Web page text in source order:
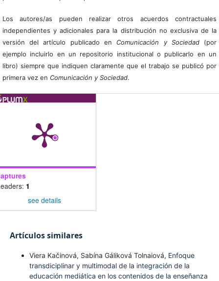
Los autores/as pueden realizar otros acuerdos contractuales
independientes y adicionales para la distribución no exclusiva de la
versión del artículo publicado en Comunicación y Sociedad(por
ejemplo incluirlo en un repositorio institucional o publicarlo en un
libro) siempre que indiquen claramente que el trabajo se publicó por
primera vez en Comunicación y Sociedad.
1
see details
Artículos similares
Viera Kačinová, Sabína Gáliková Tolnaiová, Enfoque
transdiciplinar y multimodal de la integración de la
educación mediática en los contenidos de la enseñanza